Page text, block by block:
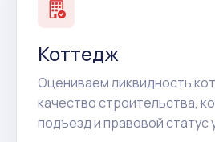
Коттедж
Оцениваем ликвидность
качество строительства,
подъезд и правовой статус